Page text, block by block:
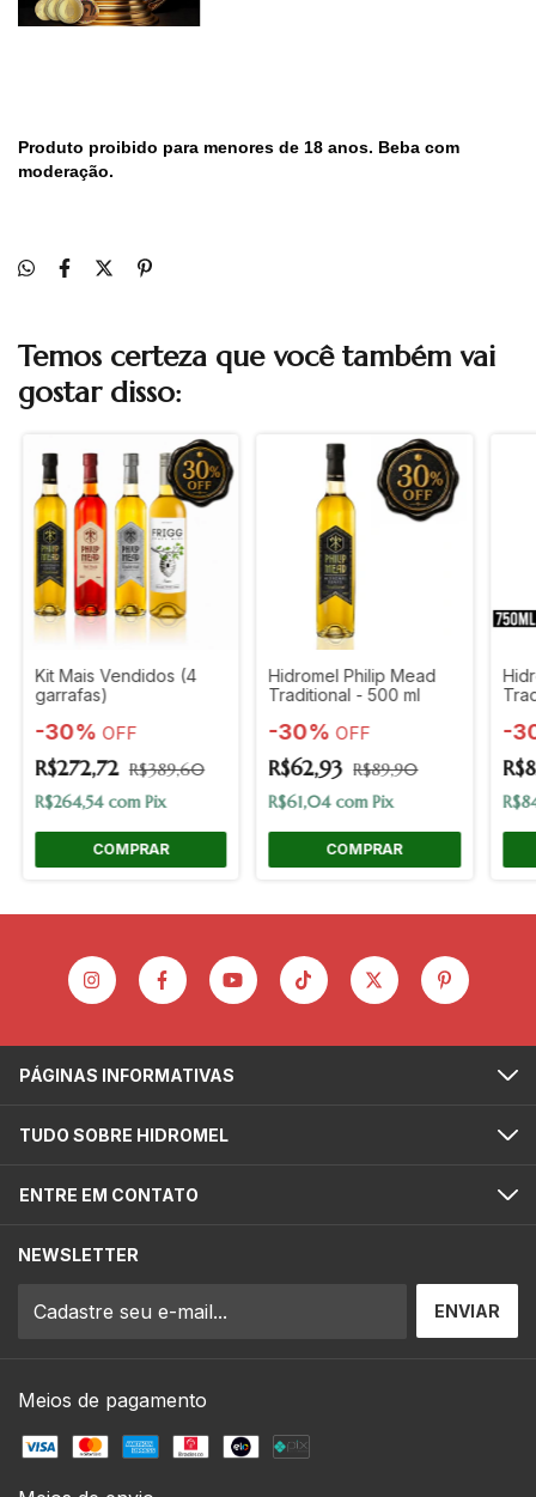
Produto proibido para menores de 18 anos. Beba com
moderação.
Temos certeza que você também vai
gostar disso:
Kit Mais Vendidos (4
garrafas)
-30% OFF
R$272,72 R$389,60
R$264,54com Pix
Hidromel Philip Mead
Traditional - 500 ml
-30%OFF
R$62,93 R$89,90
R$61,04com Pix
-
PÁGINAS INFORMATIVAS
TUDO SOBRE HIDROMEL
ENTRE EM CONTATO
NEWSLETTER
Meios de pagamento